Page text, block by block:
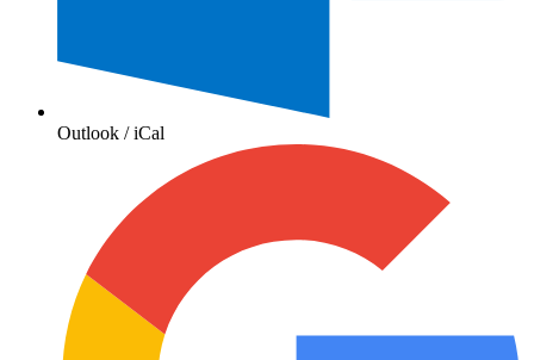
Outlook / iCal